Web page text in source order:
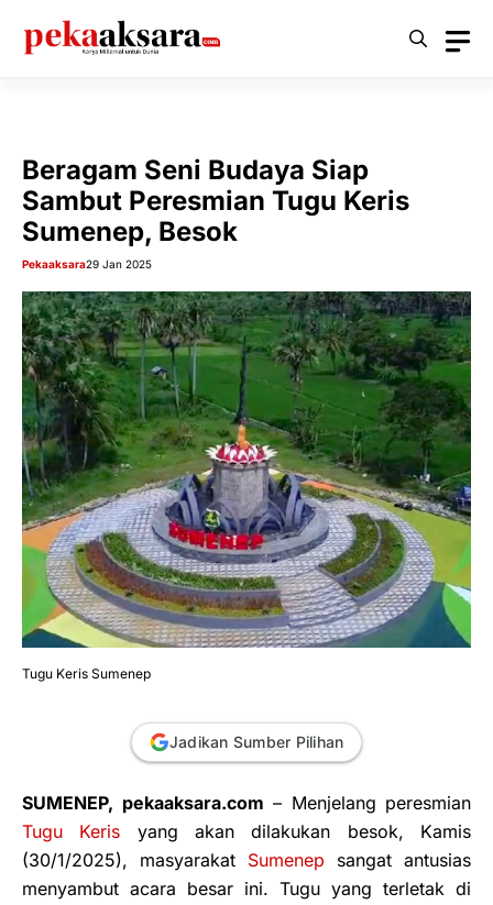
Beragam Seni Budaya Siap
Sambut Peresmian Tugu Keris
Sumenep, Besok
Pekaaksara29 Jan 2025
Tugu Keris Sumenep
Jadikan Sumber Pilihan
SUMENEP, pekaaksara.com – Menjelang peresmian
Tugu Keris yang akan dilakukan besok, Kamis
(30/1/2025), masyarakat Sumenep sangat antusias
menyambut acara besar ini. Tugu yang terletak di